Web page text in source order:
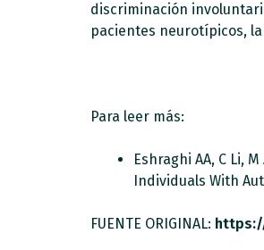
discriminación
pacientes neurotípicos,
Para leer más:
Eshraghi AA, C Li,
Individuals With
FUENTE ORIGINAL: